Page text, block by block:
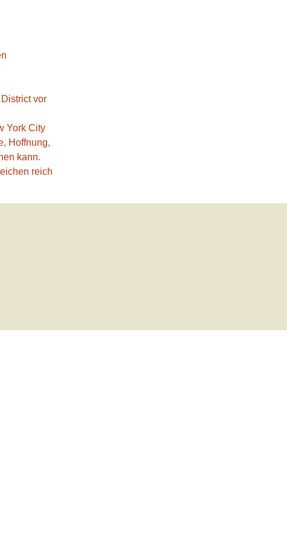
vor
York City
Hoffnung,
kann.
reich